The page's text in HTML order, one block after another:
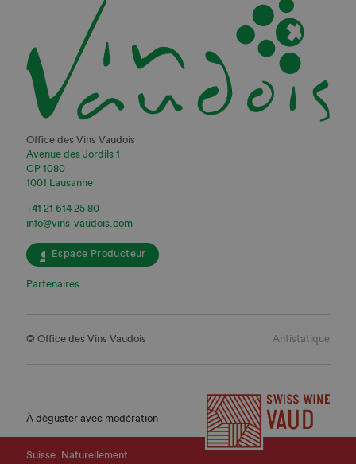
Office des Vins Vaudois
Avenue des Jordils 1
CP 1080
1001 Lausanne
+41 21 614 25 80
info@vins-vaudois.com
Espace Producteur
Partenaires
© Office des Vins Vaudois Antistatique
À déguster avec modération
Suisse. Naturellement